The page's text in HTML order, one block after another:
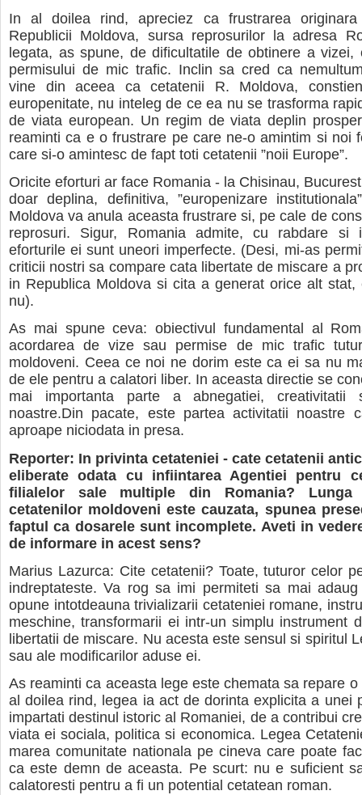
In al doilea rind, apreciez ca frustrarea
Republicii Moldova, sursa reprosurilor la adresa
legata, as spune, de dificultatile de obtinere a vizei,
permisului de mic trafic. Inclin sa cred ca
vine din aceea ca cetatenii R. Moldova,
europenitate, nu inteleg de ce ea nu se trasforma
de viata european. Un regim de viata deplin
reaminti ca e o frustrare pe care ne-o amintim si noi
care si-o amintesc de fapt toti cetatenii ”noii Europe”.
Oricite eforturi ar face Romania - la Chisinau,
doar deplina, definitiva, ”europenizare
Moldova va anula aceasta frustrare si, pe cale de
reprosuri. Sigur, Romania admite, cu rabdare si
eforturile ei sunt uneori imperfecte. (Desi, mi-as
criticii nostri sa compare cata libertate de miscare a
in Republica Moldova si cita a generat orice alt stat,
nu).
As mai spune ceva: obiectivul fundamental al
acordarea de vize sau permise de mic trafic
moldoveni. Ceea ce noi ne dorim este ca ei sa nu
de ele pentru a calatori liber. In aceasta directie se
mai importanta parte a abnegatiei, creativitatii
noastre.Din pacate, este partea activitatii noastre
aproape niciodata in presa.
Reporter: In privinta cetateniei - cate cetatenii
eliberate odata cu infiintarea Agentiei pentru
filialelor sale multiple din Romania? Lunga
cetatenilor moldoveni este cauzata, spunea
faptul ca dosarele sunt incomplete. Aveti in
de informare in acest sens?
Marius Lazurca: Cite cetatenii? Toate, tuturor celor
indreptateste. Va rog sa imi permiteti sa mai
opune intotdeauna trivializarii cetateniei romane,
meschine, transformarii ei intr-un simplu instrument
libertatii de miscare. Nu acesta este sensul si spiritul
sau ale modificarilor aduse ei.
As reaminti ca aceasta lege este chemata sa repare
al doilea rind, legea ia act de dorinta explicita a unei
impartati destinul istoric al Romaniei, de a contribui
viata ei sociala, politica si economica. Legea
marea comunitate nationala pe cineva care poate
ca este demn de aceasta. Pe scurt: nu e suficient
calatoresti pentru a fi un potential cetatean roman.